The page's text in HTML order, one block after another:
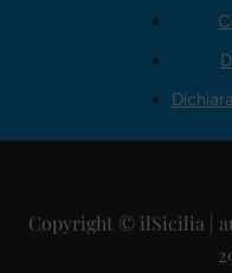
Copyright © ilSicilia |